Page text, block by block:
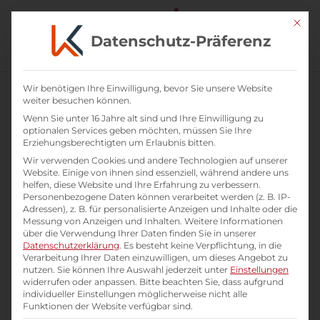
Prozessbegleitung: Das lebendige Leitbild
Unternehmens-Leitbild
Mit
Datenschutz-Präferenz
Wir benötigen Ihre Einwilligung, bevor Sie unsere Website
weiter besuchen können.
Wenn Sie unter 16 Jahre alt sind und Ihre Einwilligung zu
optionalen Services geben möchten, müssen Sie Ihre
Erziehungsberechtigten um Erlaubnis bitten.
Wir verwenden Cookies und andere Technologien auf unserer
Website. Einige von ihnen sind essenziell, während andere uns
helfen, diese Website und Ihre Erfahrung zu verbessern.
Personenbezogene Daten können verarbeitet werden (z. B. IP-
Adressen), z. B. für personalisierte Anzeigen und Inhalte oder die
Messung von Anzeigen und Inhalten. Weitere Informationen
über die Verwendung Ihrer Daten finden Sie in unserer
Datenschutzerklärung. Es besteht keine Verpflichtung, in die
Verarbeitung Ihrer Daten einzuwilligen, um dieses Angebot zu
nutzen. Sie können Ihre Auswahl jederzeit unter Einstellungen
widerrufen oder anpassen. Bitte beachten Sie, dass aufgrund
individueller Einstellungen möglicherweise nicht alle
Funktionen der Website verfügbar sind.